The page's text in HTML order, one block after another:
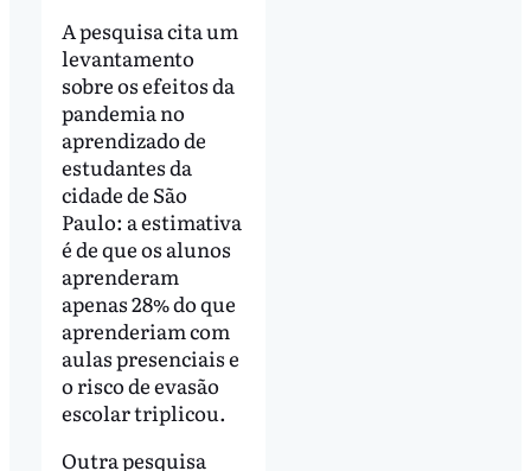
A pesquisa cita um
levantamento
sobre os efeitos da
pandemia no
aprendizado de
estudantes da
cidade de São
Paulo: a estimativa
é de que os alunos
aprenderam
apenas 28% do que
aprenderiam com
aulas presenciais e
o risco de evasão
escolar triplicou.
Outra pesquisa